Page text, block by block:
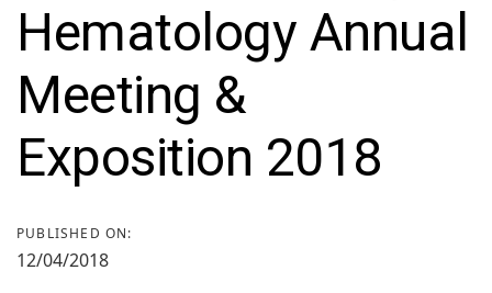
Hematology Annual
Meeting &
Exposition 2018
PUBLISHED ON:
12/04/2018